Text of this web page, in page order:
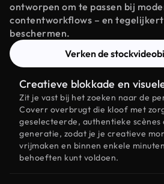
ontworpen om te passen bij
contentworkflows – en
beschermen.
Verken de
Creatieve blokkade en
Zit je vast bij het zoeken naar de
Coverr overbrugt die kloof met
geselecteerde, authentieke scènes
generatie, zodat je je creatieve
vrijmaken en binnen enkele
behoeften kunt voldoen.